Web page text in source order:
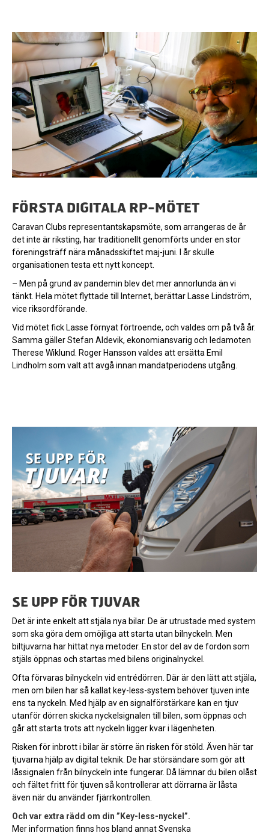
FÖRSTA DIGITALA RP-MÖTET
Caravan Clubs representantskapsmöte, som arrangeras de år
det inte är riksting, har traditionellt genomförts under en stor
föreningsträff nära månadsskiftet maj-juni. I år skulle
organisationen testa ett nytt koncept.
– Men på grund av pandemin blev det mer annorlunda än vi
tänkt. Hela mötet flyttade till Internet, berättar Lasse Lindström,
vice riksordförande.
Vid mötet fick Lasse förnyat förtroende, och valdes om på två år.
Samma gäller Stefan Aldevik, ekonomiansvarig och ledamoten
Therese Wiklund. Roger Hansson valdes att ersätta Emil
Lindholm som valt att avgå innan mandatperiodens utgång.
SE UPP FÖR TJUVAR
Det är inte enkelt att stjäla nya bilar. De är utrustade med system
som ska göra dem omöjliga att starta utan bilnyckeln. Men
biltjuvarna har hittat nya metoder. En stor del av de fordon som
stjäls öppnas och startas med bilens originalnyckel.
Ofta förvaras bilnyckeln vid entrédörren. Där är den lätt att stjäla,
men om bilen har så kallat key-less-system behöver tjuven inte
ens ta nyckeln. Med hjälp av en signalförstärkare kan en tjuv
utanför dörren skicka nyckelsignalen till bilen, som öppnas och
går att starta trots att nyckeln ligger kvar i lägenheten.
Risken för inbrott i bilar är större än risken för stöld. Även här tar
tjuvarna hjälp av digital teknik. De har störsändare som gör att
låssignalen från bilnyckeln inte fungerar. Då lämnar du bilen olåst
och fältet fritt för tjuven så kontrollerar att dörrarna är låsta
även när du använder fjärrkontrollen.
Och var extra rädd om din ”Key-less-nyckel”.
Mer information finns hos bland annat Svenska